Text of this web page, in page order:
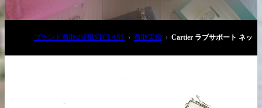
ブランド買取のFIRSTCLASS 買取実績 Cartier ラブサポート ネッ